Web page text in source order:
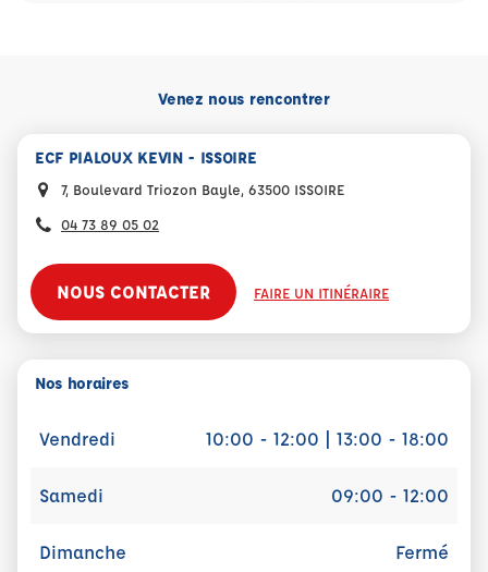
Venez nous rencontrer
ECF PIALOUX KEVIN - ISSOIRE
7, Boulevard Triozon Bayle, 63500 ISSOIRE
04 73 89 05 02
NOUS CONTACTER FAIRE UN ITINÉRAIRE
Nos horaires
Vendredi 10:00 - 12:00 | 13:00 - 18:00
Samedi 09:00 - 12:00
Dimanche Fermé